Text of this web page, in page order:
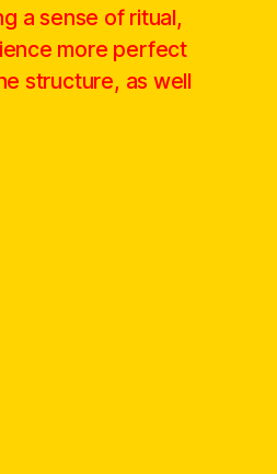
a sense of ritual,
more perfect
structure, as well